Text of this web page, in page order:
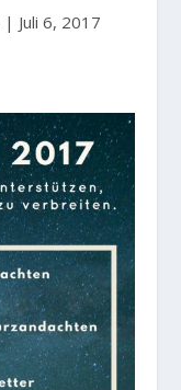
| Juli 6, 2017